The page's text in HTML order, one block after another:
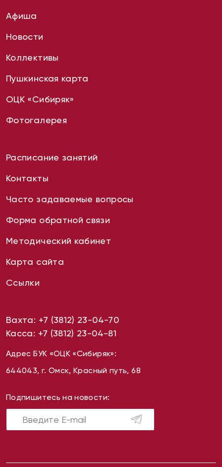
Афиша
Новости
Коллективы
Пушкинская карта
ОЦК «Сибиряк»
Фотогалерея
Расписание занятий
Контакты
Часто задаваемые вопросы
Форма обратной связи
Методический кабинет
Карта сайта
Ссылки
Вахта: +7 (3812) 23-04-70
Касса: +7 (3812) 23-04-81
Адрес БУК «ОЦК «Сибиряк»:
644043, г. Омск, Красный путь, 68
Подпишитесь на новости: